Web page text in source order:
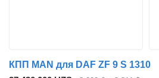
КПП MAN для DAF ZF 9 S 1310